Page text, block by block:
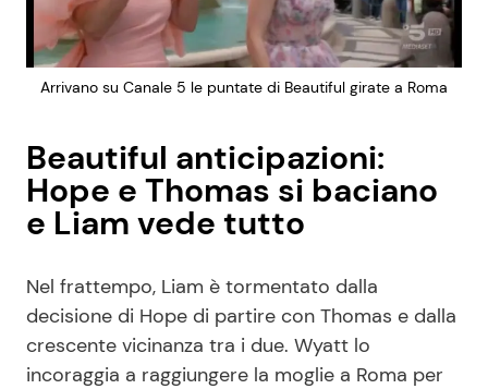
Arrivano su Canale 5 le puntate di Beautiful girate a Roma
Beautiful anticipazioni:
Hope e Thomas si baciano
e Liam vede tutto
Nel frattempo, Liam è tormentato dalla
decisione di Hope di partire con Thomas e dalla
crescente vicinanza tra i due. Wyatt lo
incoraggia a raggiungere la moglie a Roma per